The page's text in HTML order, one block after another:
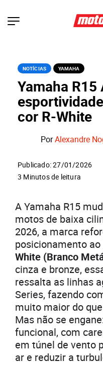
NOTÍCIAS YAMAHA
Yamaha R15
cor R-White
PorAlexandre
Publicado: 27/01/2026
3 Minutos de leitura
A Yamaha R15
motos de baixa
2026, a marca
posicionamento
White (Branco
cinza e bronze,
ressalta as linhas
Series, fazendo
muito maior do
Mas não se
funcional, com
em túnel de vento
ar e reduzir a